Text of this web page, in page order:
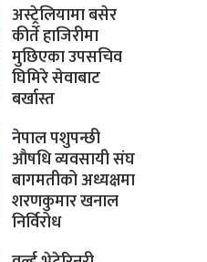
अस्ट्रेलियामा बसेर
कीर्ते हाजिरीमा
मुछिएका उपसचिव
घिमिरे सेवाबाट
बर्खास्त
नेपाल पशुपन्छी
औषधि व्यवसायी संघ
बागमतीको अध्यक्षमा
शरणकुमार खनाल
निर्विरोध